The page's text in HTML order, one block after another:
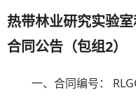
热带林业研究实验
合同公告 （包组2）
一、合同编号：